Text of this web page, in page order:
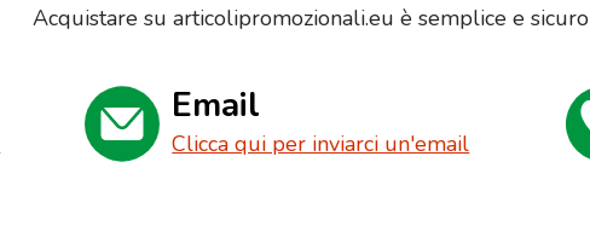
Acquistare su articolipromozionali.eu è semplice e sicuro
Email
Clicca qui per inviarci un'email